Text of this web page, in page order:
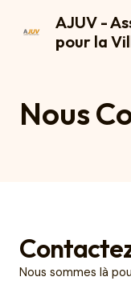
AJUV -
pour la
Nous
Nous sommes là